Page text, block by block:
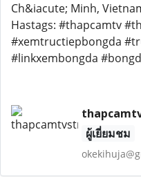
Ch&iacute; Minh,
Hastags: #thapcamtv
#xemtructiepbongda
#linkxembongda
ผู้เยี่ยมชม